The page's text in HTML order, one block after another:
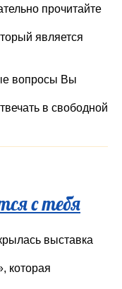
прочитайте
является
вопросы Вы
в свободной
с тебя
выставка
которая